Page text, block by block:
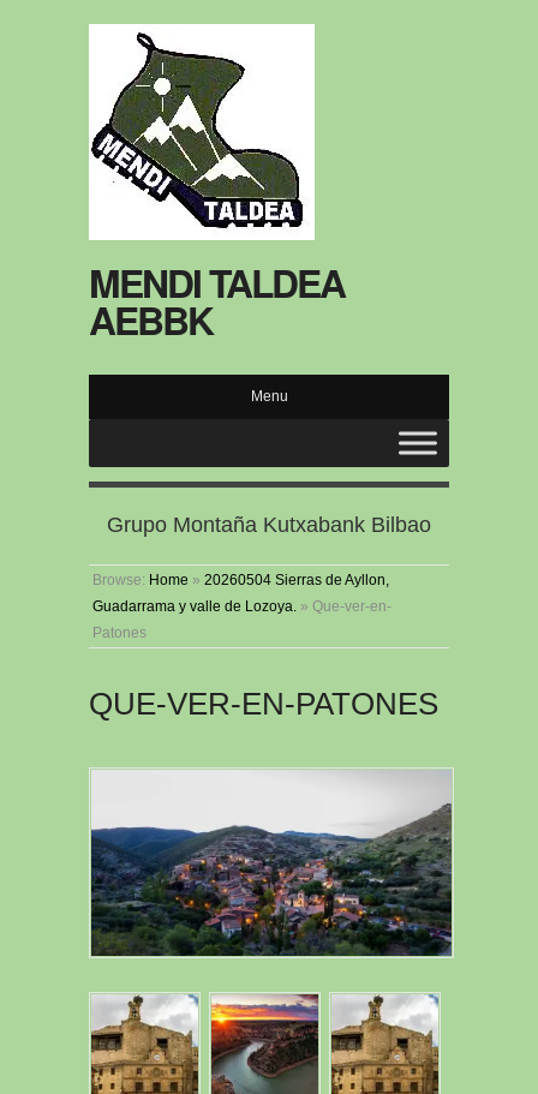
MENDI TALDEA
AEBBK
Menu
Grupo Montaña Kutxabank Bilbao
Browse: Home » 20260504 Sierras de Ayllon,
Guadarrama y valle de Lozoya.
» Que-ver-en-
Patones
QUE-VER-EN-PATONES